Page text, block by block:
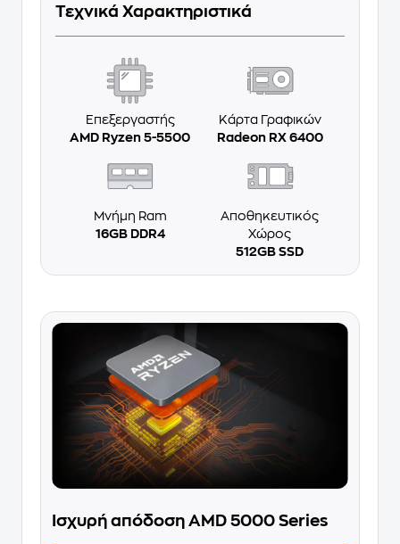
Τεχνικά Χαρακτηριστικά
Επεξεργαστής
AMD Ryzen 5-5500
Κάρτα Γραφικών
Radeon RX 6400
Μνήμη Ram
16GB DDR4
Αποθηκευτικός
Χώρος
512GB SSD
Ισχυρή απόδοση AMD 5000 Series